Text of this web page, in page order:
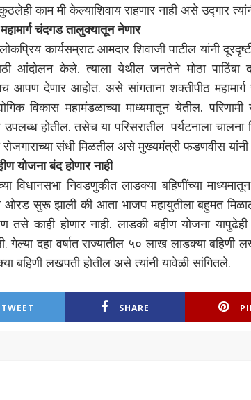
काम मी केल्याशिवाय राहणार नाही असे उद्गार
चंदगड तालुक्यातून नेणार
कार्यसम्राट आमदार शिवाजी पाटील यांनी
आंदोलन केले. त्याला येथील जनतेने मोठा पाठिंबा
आपण देणार आहोत. असे सांगताना शक्तीपीठ
विकास महामंडळाच्या माध्यमातून येतील.
होतील. तसेच या परिसरातील पर्यटनाला
रोजगाराच्या संधी मिळतील असे मुख्यमंत्री फडणवीस
योजना बंद होणार नाही
विधानसभा निवडणुकीत लाडक्या बहिणींच्या
ओरड सुरू झाली की आता भाजप महायुतीला बहुमत
तसे काही होणार नाही. लाडकी बहीण योजना
गेल्या दहा वर्षात राज्यातील ५० लाख लाडक्या
बहिणी लखपती होतील असे त्यांनी यावेळी सांगितले.
TWEET SHARE